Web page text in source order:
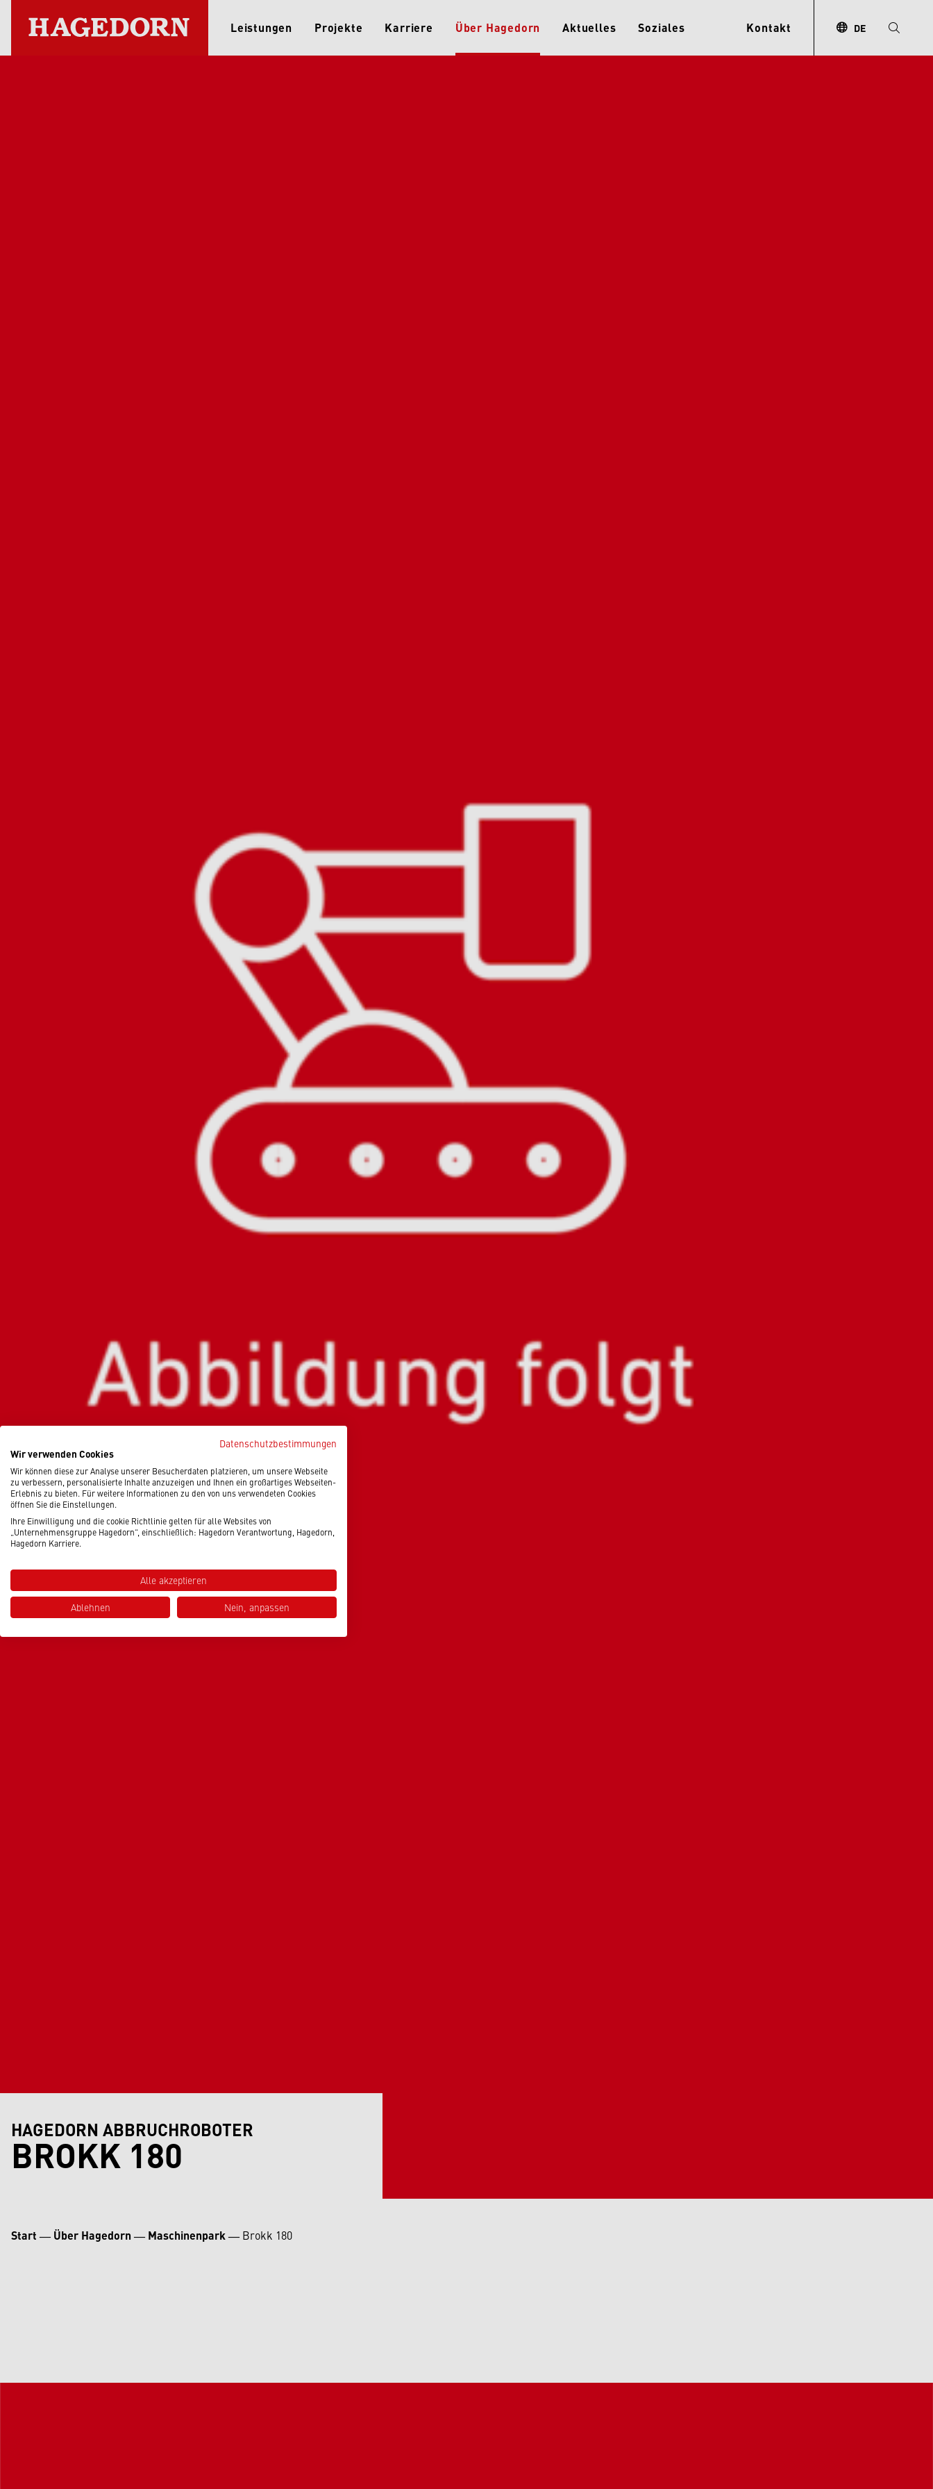
Leistungen Projekte Karriere Über Hagedorn Aktuelles Soziales Kontakt DE
HAGEDORN ABBRUCHROBOTER
BROKK 180
Start ― Über Hagedorn ― Maschinenpark―Brokk 180
Datenschutzbestimmungen
Wir verwenden Cookies
Wir können diese zur Analyse unserer Besucherdaten platzieren, um unsere Webseite
zu verbessern, personalisierte Inhalte anzuzeigen und Ihnen ein großartiges Webseiten-
Erlebnis zu bieten. Für weitere Informationen zu den von uns verwendeten Cookies
öffnen Sie die Einstellungen.
Ihre Einwilligung und die cookie Richtlinie gelten für alle Websites von
„Unternehmensgruppe Hagedorn“, einschließlich: Hagedorn Verantwortung, Hagedorn,
Hagedorn Karriere.
Alle akzeptieren
Ablehnen Nein, anpassen